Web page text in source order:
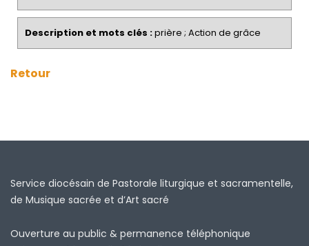
Description et mots clés :prière ; Action de grâce
Retour
Service diocésain de Pastorale liturgique et sacramentelle,
de Musique sacrée et d’Art sacré
Ouverture au public & permanence téléphonique